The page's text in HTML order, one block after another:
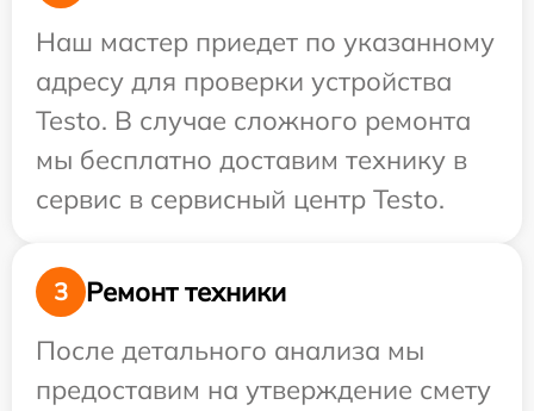
Наш мастер приедет по указанному
адресу для проверки устройства
Testo. В случае сложного ремонта
мы бесплатно доставим технику в
сервис в сервисный центр Testo.
3
Ремонт техники
После детального анализа мы
предоставим на утверждение смету